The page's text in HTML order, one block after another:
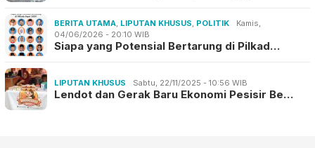
BERITA UTAMA, LIPUTAN KHUSUS, POLITIK
Kamis,
04/06/2026 - 20:10 WIB
Siapa yang Potensial Bertarung di Pilkad…
LIPUTAN KHUSUS Sabtu, 22/11/2025 - 10:56 WIB
Lendot dan Gerak Baru Ekonomi Pesisir Be…